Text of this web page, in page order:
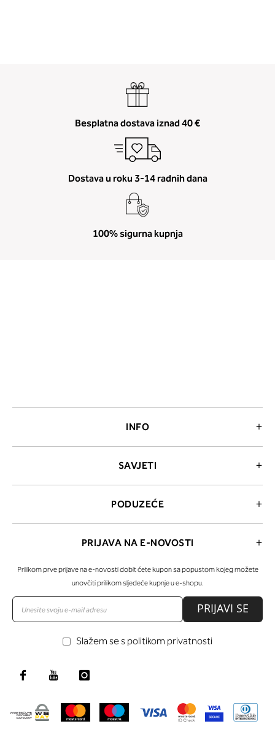
Besplatna dostava iznad 40 €
Dostava u roku 3-14 radnih dana
100% sigurna kupnja
INFO
SAVJETI
PODUZEĆE
PRIJAVA NA E-NOVOSTI
Prilikom prve prijave na e-novosti dobit ćete kupon sa popustom kojeg možete
unovčiti prilikom sljedeće kupnje u e-shopu.
PRIJAVI SE
Slažem se s politikom privatnosti